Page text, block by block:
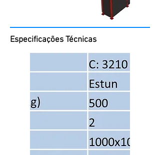
Especificações Técnicas